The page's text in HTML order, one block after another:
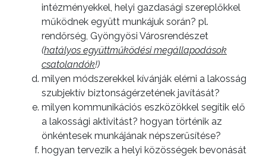
intézményekkel, helyi gazdasági szereplőkkel
működnek együtt munkájuk során? pl.
rendőrség, Gyöngyösi Városrendészet
(hatályos együttműködési megállapodások
csatolandók!)
milyen módszerekkel kívánják elérni a lakosság
szubjektív biztonságérzetének javítását?
milyen kommunikációs eszközökkel segítik elő
a lakossági aktivitást? hogyan történik az
önkéntesek munkájának népszerűsítése?
hogyan tervezik a helyi közösségek bevonását